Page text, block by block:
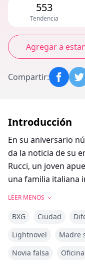
553
Tendencia
Agregar a
Compartir:
Introducción
En su aniversario
da la noticia de su
Rucci, un joven
una familia italiana
Con la madre de
accidente que lo
Caroline.
LEER MENOS
BXG Ciudad
Lightnovel
Madre
Novia falsa
Oficina